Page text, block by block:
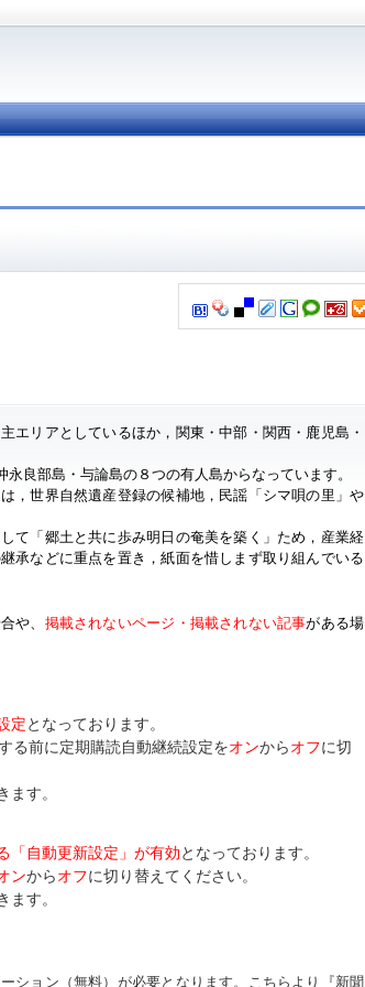
エリアとしているほか，関東・中部・関西・鹿児島・
良部島・与論島の８つの有人島からなっています。
，世界自然遺産登録の候補地，民謡「シマ唄の里」や
て「郷土と共に歩み明日の奄美を築く」ため，産業経
承などに重点を置き，紙面を惜しまず取り組んでいる
や、 掲載されないページ・掲載されない記事がある場
定となっております。
る前に定期購読自動継続設定をオンからオフに切
す。
「自動更新設定」が有効となっております。
ンからオフに切り替えてください。
す。
ション（無料）が必要となります。 こちらより『新聞